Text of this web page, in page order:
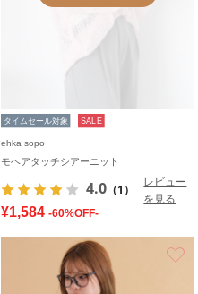
タイムセール対象 SALE
ehka sopo
モヘアタッチシアーニット
4.0 （1）
レビュー
を見る
¥1,584 -60%OFF-